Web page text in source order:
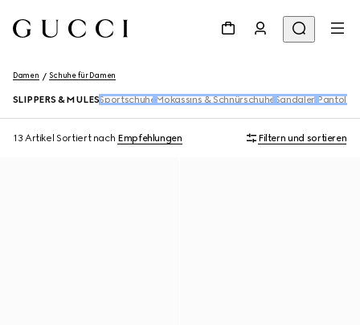
Damen Schuhe für Damen
SLIPPERS & MULES SportschuheMokassins & Schnürschuhe Sandalen
13 Artikel Sortiert nach Empfehlungen Filtern und sortieren